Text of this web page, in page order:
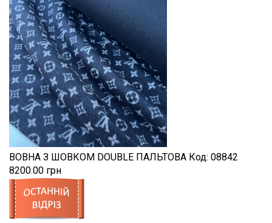
ВОВНА З ШОВКОМ DOUBLE ПАЛЬТОВА Код: 08842
8200.00 грн